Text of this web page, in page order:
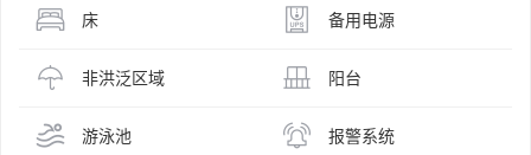
床 备用电源
非洪泛区域 阳台
游泳池 报警系统